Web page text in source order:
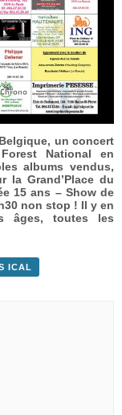
un concert
National en
albums vendus,
la Grand’Place du
15 ans – Show de
non stop ! Il y en
âges, toutes les
ICAL